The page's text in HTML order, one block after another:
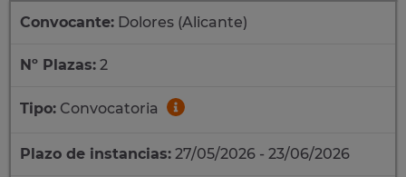
Convocante: Dolores (Alicante)
Nº Plazas: 2
Tipo: Convocatoria
Plazo de instancias: 27/05/2026 - 23/06/2026